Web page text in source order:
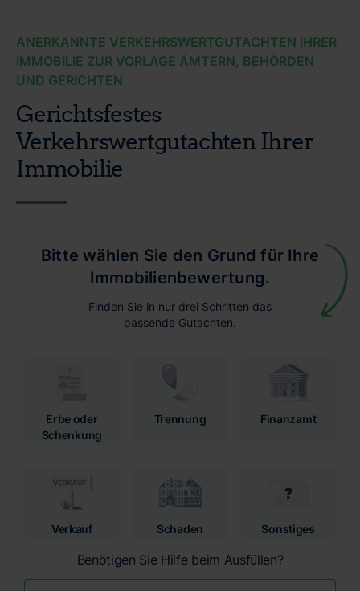
ANERKANNTE VERKEHRSWERTGUTACHTEN IHRER
IMMOBILIE ZUR VORLAGE ÄMTERN, BEHÖRDEN
UND GERICHTEN
Gerichtsfestes
Verkehrswertgutachten Ihrer
Immobilie
Bitte wählen Sie den Grund für Ihre
Immobilienbewertung.
Finden Sie in nur drei Schritten das
passende Gutachten.
Erbe oder
Schenkung
Trennung Finanzamt
Verkauf Schaden Sonstiges
Benötigen Sie Hilfe beim Ausfüllen?